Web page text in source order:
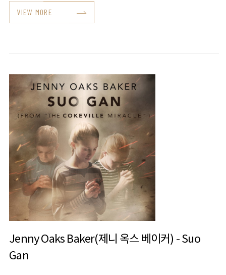
VIEW MORE
Jenny Oaks Baker(제니 옥스 베이커) - Suo
Gan